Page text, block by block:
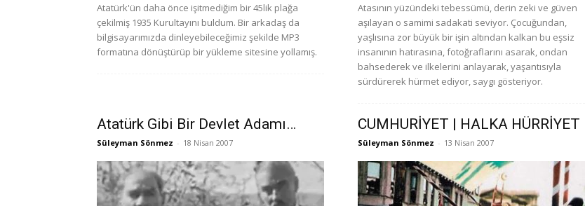
Atatürk'ün daha önce işitmediğim bir 45lik plağa
çekilmiş 1935 Kurultayını buldum. Bir arkadaş da
bilgisayarımızda dinleyebileceğimiz şekilde MP3
formatına dönüştürüp bir yükleme sitesine yollamış.
Atasının yüzündeki tebessümü, derin zeki ve güven
aşılayan o samimi sadakati seviyor. Çocuğundan,
yaşlısına zor büyük bir işin altından kalkan bu eşsiz
insanının hatırasına, fotoğraflarını asarak, ondan
bahsederek ve ilkelerini anlayarak, yaşantısıyla
sürdürerek hürmet ediyor, saygı gösteriyor.
Atatürk Gibi Bir Devlet Adamı…
Süleyman Sönmez - 18 Nisan 2007
CUMHURİYET | HALKA HÜRRİYET
Süleyman Sönmez - 13 Nisan 2007